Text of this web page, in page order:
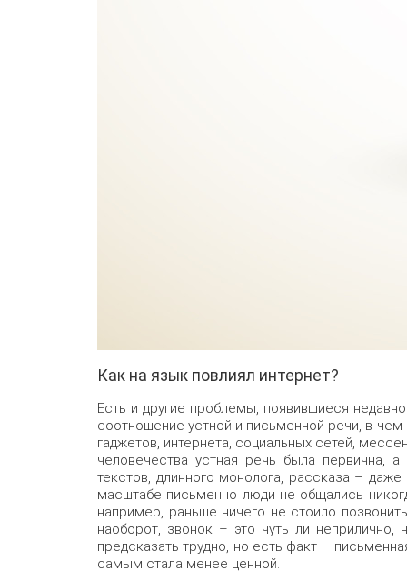
Как на язык повлиял интернет?
Есть и другие проблемы, появившиеся
соотношение устной и письменной речи, в
гаджетов, интернета, социальных сетей,
человечества устная речь была первична,
текстов, длинного монолога, рассказа –
масштабе письменно люди не общались
например, раньше ничего не стоило
наоборот, звонок – это чуть ли неприлично,
предсказать трудно, но есть факт –
самым стала менее ценной.